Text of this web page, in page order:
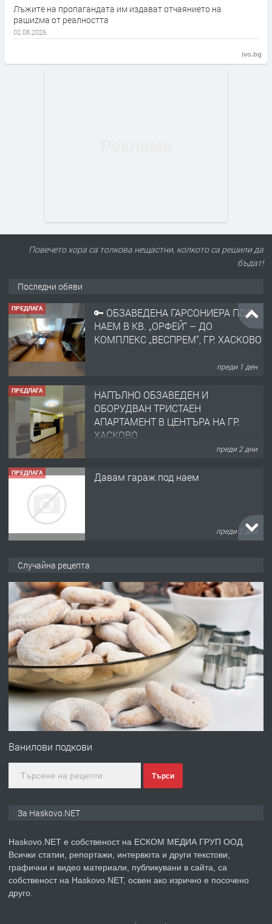
Лъжите на пропагандата им издават отчаянието на
рашиzма от реалността
02.08.2026
ivo.bg
Повечето хора са толкова нещастни, колкото са решили да
бъдат!
Последни обяви
ПРЕДЛАГА
🔑 ОБЗАВЕДЕНА ГАРСОНИЕРА ПОД
НАЕМ В КВ. „ОРФЕЙ“ – ДО
КОМПЛЕКС „ВЕСПРЕМ“, ГР. ХАСКОВО
преди 1 ден
ПРЕДЛАГА
НАПЪЛНО ОБЗАВЕДЕН И
ОБОРУДВАН ТРИСТАЕН
АПАРТАМЕНТ В ЦЕНТЪРА НА ГР.
ХАСКОВО
преди 2 дни
ПРЕДЛАГА Давам гараж под наем
преди 2 дни
градската градина!
ПРЕДЛАГА
ПРОСТОРЕН ТРИСТАЕН
АПАРТАМЕНТ В НОВА СГРАДА КВ.
КУБА
ПРЕДЛАГА
Продавам парцел в гр. Хасково кв.
преди 3 дни
ПРЕДЛАГА
№4119 Едностаен обзаведен
Случайна рецепта
Ванилови подкови
Търси
За Haskovo.NET
Haskovo.NET е собственост на ЕСКОМ МЕДИА ГРУП ООД.
Всички статии, репортажи, интервюта и други текстови,
графични и видео материали, публикувани в сайта, са
собственост на Haskovo.NET, освен ако изрично е посочено
друго.